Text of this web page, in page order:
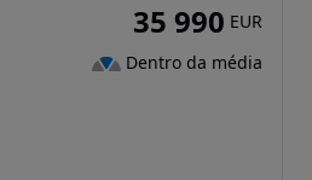
35 990 EUR
Dentro da média